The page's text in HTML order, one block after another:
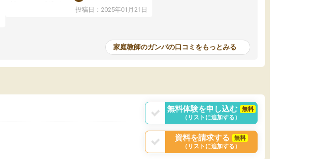
期テストの成績が10点以上アップし、本人もと
投稿日：2025年01月21日
家庭教師のガンバの口コミをもっとみる
無料体験を申し込む
無料
（リストに追加する）
資料を請求する
無料
（リストに追加する）